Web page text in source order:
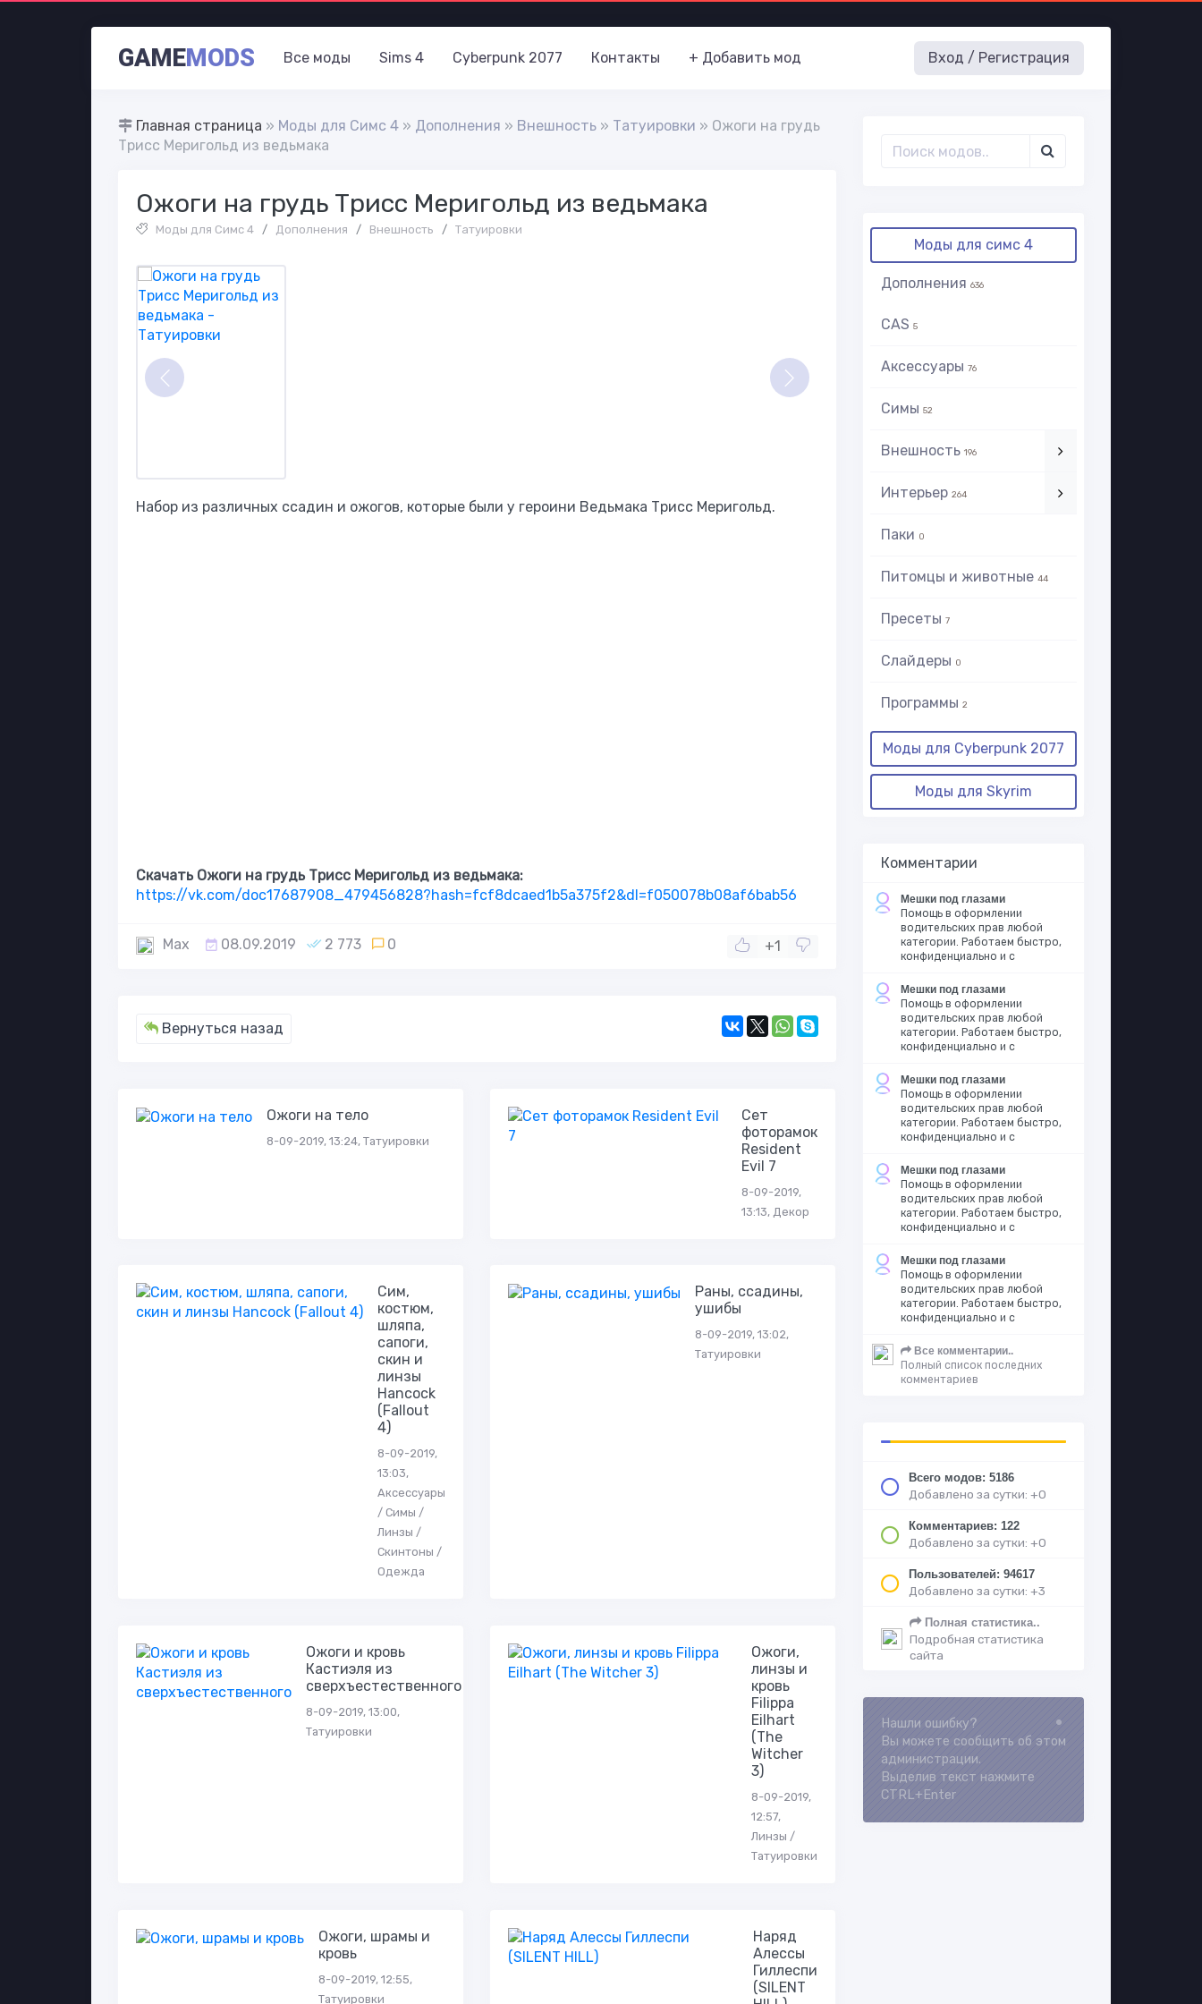
GAMEMODS Все моды Sims 4 Cyberpunk 2077 Контакты + Добавить мод Вход / Регистрация
Главная страница » Моды для Симс 4 » Дополнения » Внешность » Татуировки » Ожоги на грудь
Трисс Меригольд из ведьмака
Ожоги на грудь Трисс Меригольд из ведьмака
Моды для Симс 4 / Дополнения / Внешность / Татуировки
Набор из различных ссадин и ожогов, которые были у героини Ведьмака Трисс Меригольд.
Скачать Ожоги на грудь Трисс Меригольд из ведьмака:
https://vk.com/doc17687908_479456828?hash=fcf8dcaed1b5a375f2&dl=f050078b08af6bab56
Max 08.09.2019 2 773 0 +1
Вернуться назад
Ожоги на тело
8-09-2019, 13:24, Татуировки
Сет
фоторамок
Resident
Evil 7
8-09-2019,
13:13, Декор
Сим,
костюм,
шляпа,
сапоги,
скин и
линзы
Hancock
(Fallout
4)
8-09-2019,
13:03,
Аксессуары
/ Симы /
Линзы /
Скинтоны /
Одежда
Раны, ссадины,
ушибы
8-09-2019, 13:02,
Татуировки
Ожоги и кровь
Кастиэля из
сверхъестественного
8-09-2019, 13:00,
Татуировки
Ожоги,
линзы и
кровь
Filippa
Eilhart
(The
Witcher
3)
8-09-2019,
12:57,
Линзы /
Татуировки
Ожоги, шрамы и
кровь
8-09-2019, 12:55,
Татуировки
Наряд
Алессы
Гиллеспи
(SILENT
Моды для симс 4
Дополнения 636
CAS 5
Аксессуары 76
Симы 52
Внешность 196
Интерьер 264
Паки 0
Питомцы и животные 44
Пресеты 7
Слайдеры 0
Программы 2
Моды для Cyberpunk 2077
Моды для Skyrim
Комментарии
Мешки под глазами
Помощь в оформлении
водительских прав любой
категории. Работаем быстро,
конфиденциально и с
Мешки под глазами
Помощь в оформлении
водительских прав любой
категории. Работаем быстро,
конфиденциально и с
Мешки под глазами
Помощь в оформлении
водительских прав любой
категории. Работаем быстро,
конфиденциально и с
Мешки под глазами
Помощь в оформлении
водительских прав любой
категории. Работаем быстро,
конфиденциально и с
Мешки под глазами
Помощь в оформлении
водительских прав любой
категории. Работаем быстро,
конфиденциально и с
Все комментарии..
Полный список последних
комментариев
Всего модов: 5186
Добавлено за сутки: +0
Комментариев: 122
Добавлено за сутки: +0
Пользователей: 94617
Добавлено за сутки: +3
Полная статистика..
Подробная статистика
сайта
Loading...
Нашли ошибку?
Вы можете сообщить об этом
администрации.
Выделив текст нажмите
CTRL+Enter